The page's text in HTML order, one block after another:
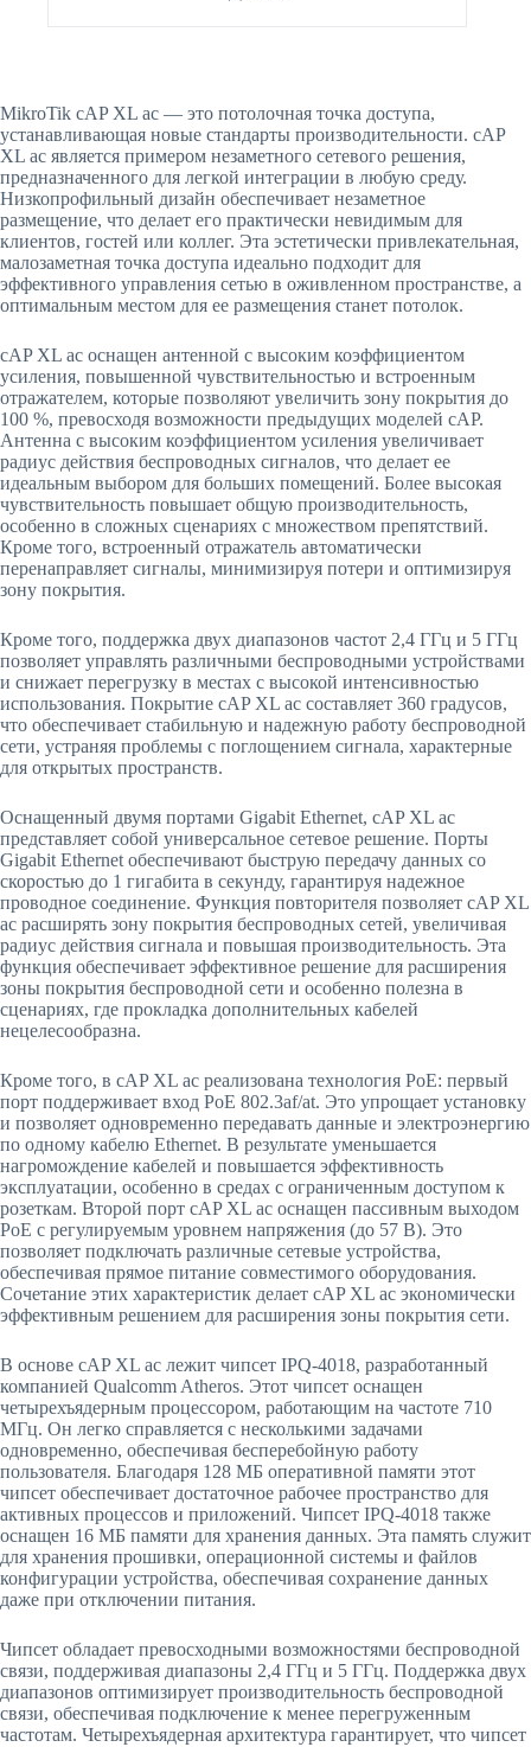
MikroTik cAP XL ac — это потолочная точка доступа,
устанавливающая новые стандарты производительности. cAP
XL ac является примером незаметного сетевого решения,
предназначенного для легкой интеграции в любую среду.
Низкопрофильный дизайн обеспечивает незаметное
размещение, что делает его практически невидимым для
клиентов, гостей или коллег. Эта эстетически привлекательная,
малозаметная точка доступа идеально подходит для
эффективного управления сетью в оживленном пространстве, а
оптимальным местом для ее размещения станет потолок.
cAP XL ac оснащен антенной с высоким коэффициентом
усиления, повышенной чувствительностью и встроенным
отражателем, которые позволяют увеличить зону покрытия до
100 %, превосходя возможности предыдущих моделей cAP.
Антенна с высоким коэффициентом усиления увеличивает
радиус действия беспроводных сигналов, что делает ее
идеальным выбором для больших помещений. Более высокая
чувствительность повышает общую производительность,
особенно в сложных сценариях с множеством препятствий.
Кроме того, встроенный отражатель автоматически
перенаправляет сигналы, минимизируя потери и оптимизируя
зону покрытия.
Кроме того, поддержка двух диапазонов частот 2,4 ГГц и 5 ГГц
позволяет управлять различными беспроводными устройствами
и снижает перегрузку в местах с высокой интенсивностью
использования. Покрытие cAP XL ac составляет 360 градусов,
что обеспечивает стабильную и надежную работу беспроводной
сети, устраняя проблемы с поглощением сигнала, характерные
для открытых пространств.
Оснащенный двумя портами Gigabit Ethernet, cAP XL ac
представляет собой универсальное сетевое решение. Порты
Gigabit Ethernet обеспечивают быструю передачу данных со
скоростью до 1 гигабита в секунду, гарантируя надежное
проводное соединение. Функция повторителя позволяет cAP XL
ac расширять зону покрытия беспроводных сетей, увеличивая
радиус действия сигнала и повышая производительность. Эта
функция обеспечивает эффективное решение для расширения
зоны покрытия беспроводной сети и особенно полезна в
сценариях, где прокладка дополнительных кабелей
нецелесообразна.
Кроме того, в cAP XL ac реализована технология PoE: первый
порт поддерживает вход PoE 802.3af/at. Это упрощает установку
и позволяет одновременно передавать данные и электроэнергию
по одному кабелю Ethernet. В результате уменьшается
нагромождение кабелей и повышается эффективность
эксплуатации, особенно в средах с ограниченным доступом к
розеткам. Второй порт cAP XL ac оснащен пассивным выходом
PoE с регулируемым уровнем напряжения (до 57 В). Это
позволяет подключать различные сетевые устройства,
обеспечивая прямое питание совместимого оборудования.
Сочетание этих характеристик делает cAP XL ac экономически
эффективным решением для расширения зоны покрытия сети.
В основе cAP XL ac лежит чипсет IPQ-4018, разработанный
компанией Qualcomm Atheros. Этот чипсет оснащен
четырехъядерным процессором, работающим на частоте 710
МГц. Он легко справляется с несколькими задачами
одновременно, обеспечивая бесперебойную работу
пользователя. Благодаря 128 МБ оперативной памяти этот
чипсет обеспечивает достаточное рабочее пространство для
активных процессов и приложений. Чипсет IPQ-4018 также
оснащен 16 МБ памяти для хранения данных. Эта память служит
для хранения прошивки, операционной системы и файлов
конфигурации устройства, обеспечивая сохранение данных
даже при отключении питания.
Чипсет обладает превосходными возможностями беспроводной
связи, поддерживая диапазоны 2,4 ГГц и 5 ГГц. Поддержка двух
диапазонов оптимизирует производительность беспроводной
связи, обеспечивая подключение к менее перегруженным
частотам. Четырехъядерная архитектура гарантирует, что чипсет